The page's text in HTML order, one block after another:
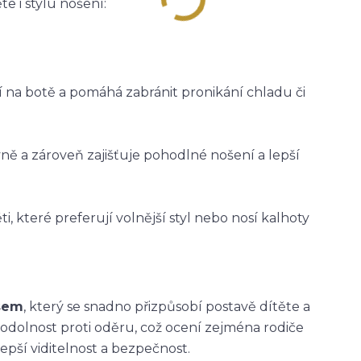
i stylu nošení:
botě a pomáhá zabránit pronikání chladu či
a zároveň zajišťuje pohodlné nošení a lepší
které preferují volnější styl nebo nosí kalhoty
, který se snadno přizpůsobí postavě dítěte a
proti oděru, což ocení zejména rodiče
viditelnost a bezpečnost.